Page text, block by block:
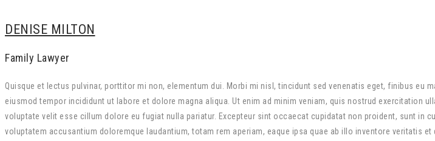
DENISE MILTON
Family Lawyer
Quisque et lectus pulvinar, porttitor mi non, elementum dui. Morbi mi nisl, tincidunt sed venenatis eget, finibus
eiusmod tempor incididunt ut labore et dolore magna aliqua. Ut enim ad minim veniam, quis nostrud exercitation
voluptate velit esse cillum dolore eu fugiat nulla pariatur. Excepteur sint occaecat cupidatat non proident, sunt
voluptatem accusantium doloremque laudantium, totam rem aperiam, eaque ipsa quae ab illo inventore veritatis